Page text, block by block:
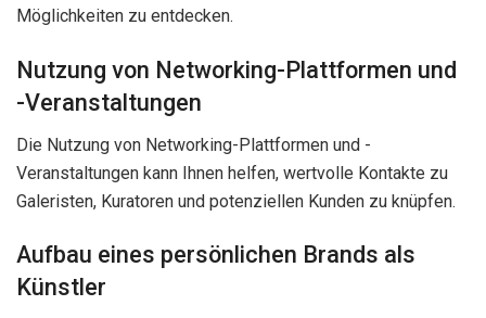
Möglichkeiten zu entdecken.
Nutzung von Networking-Plattformen und
-Veranstaltungen
Die Nutzung von Networking-Plattformen und -
Veranstaltungen kann Ihnen helfen, wertvolle Kontakte zu
Galeristen, Kuratoren und potenziellen Kunden zu knüpfen.
Aufbau eines persönlichen Brands als
Künstler